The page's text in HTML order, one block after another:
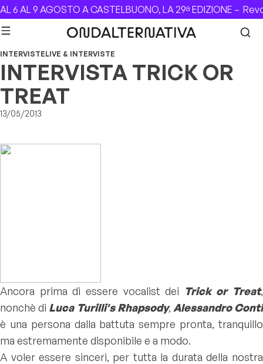
Skip to content
AL 9 AGOSTO A CASTELBUONO, LA 29ª EDIZIONE –
INTERVISTELIVE & INTERVISTE
INTERVISTA TRICK OR
TREAT
13/05/2013
Ancora prima di essere vocalist dei Trick or Treat,
nonchè di Luca Turilli's Rhapsody, Alessandro Conti
è una persona dalla battuta sempre pronta, tranquillo
ma estremamente disponibile e a modo.
A voler essere sinceri, per tutta la durata della nostra